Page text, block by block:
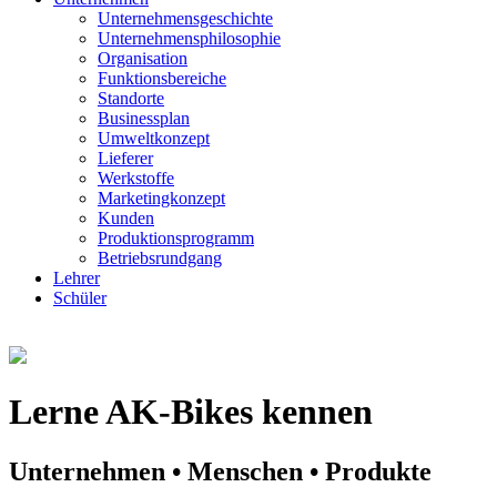
Unternehmensgeschichte
Unternehmensphilosophie
Organisation
Funktionsbereiche
Standorte
Businessplan
Umweltkonzept
Lieferer
Werkstoffe
Marketingkonzept
Kunden
Produktionsprogramm
Betriebsrundgang
Lehrer
Schüler
Lerne AK-Bikes kennen
Unternehmen • Menschen • Produkte